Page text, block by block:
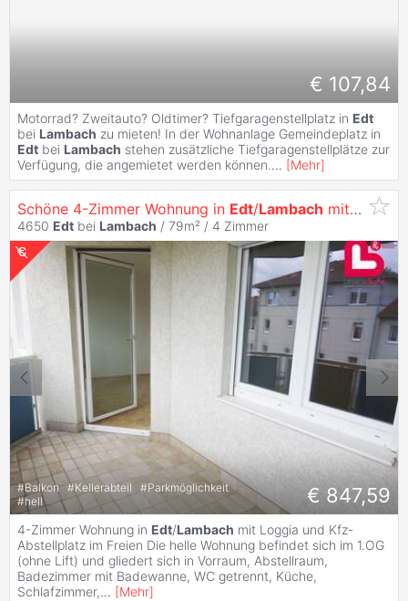
€ 107,84
Motorrad? Zweitauto? Oldtimer? Tiefgaragenstellplatz in Edt
bei Lambach zu mieten! In der Wohnanlage Gemeindeplatz in
Edt bei Lambach stehen zusätzliche Tiefgaragenstellplätze zur
Verfügung, die angemietet werden können.... [Mehr]
Schöne 4-Zimmer Wohnung in Edt/Lambach mit Loggia und Abstellplatz (Ohne Lift)
4650 Edt bei Lambach / 79m² / 4 Zimmer
#Balkon #Kellerabteil #Parkmöglichkeit
#hell € 847,59
4-Zimmer Wohnung in Edt/Lambach mit Loggia und Kfz-
Abstellplatz im Freien Die helle Wohnung befindet sich im 1.OG
(ohne Lift) und gliedert sich in Vorraum, Abstellraum,
Badezimmer mit Badewanne, WC getrennt, Küche,
Schlafzimmer,... [Mehr]